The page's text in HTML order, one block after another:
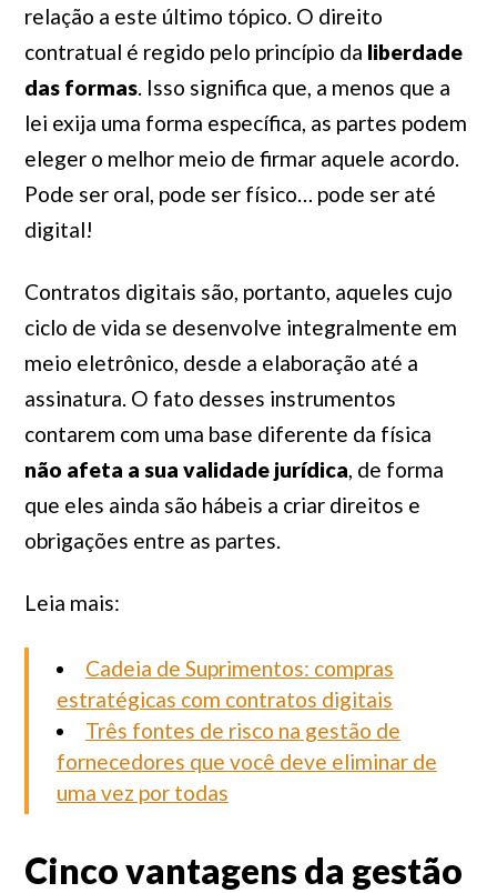
relação a este último tópico. O direito
contratual é regido pelo princípio da liberdade
das formas. Isso significa que, a menos que a
lei exija uma forma específica, as partes podem
eleger o melhor meio de firmar aquele acordo.
Pode ser oral, pode ser físico… pode ser até
digital!
Contratos digitais são, portanto, aqueles cujo
ciclo de vida se desenvolve integralmente em
meio eletrônico, desde a elaboração até a
assinatura. O fato desses instrumentos
contarem com uma base diferente da física
não afeta a sua validade jurídica, de forma
que eles ainda são hábeis a criar direitos e
obrigações entre as partes.
Leia mais:
Cadeia de Suprimentos: compras
estratégicas com contratos digitais
Três fontes de risco na gestão de
fornecedores que você deve eliminar de
uma vez por todas
Cinco vantagens da gestão